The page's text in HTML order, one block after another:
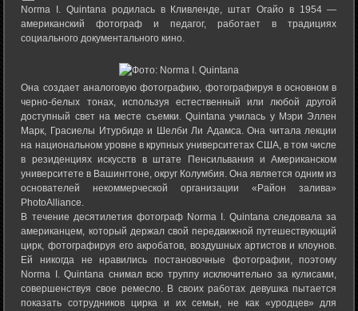
Norma I. Quintana родилась в Кливленде, штат Огайо в 1954 —
американский фотограф и педагог, работает в традициях
социального документального кино.
Она создает аналоговую фотографию, фотографируя в основном в
черно-белых тонах, используя естественный или любой другой
доступный свет на месте съемки. Quintana училась у Мэри Эллен
Марк, Грасиелы Итурбиде и Шелби Ли Адамса. Она читала лекции
на национальном уровне в крупных университетах США, в том числе
в резиденциях искусств в штате Пенсильвания и Американском
университете в Вашингтоне, округ Колумбия. Она является одним из
основателей некоммерческой организации «Район залива»
PhotoAlliance.
В течение десятилетия фотограф Norma I. Quintana следовала за
американцем, который держал свой передвижной путешествующий
цирк, фотографируя его акробатов, воздушных артистов и клоунов.
Ей никогда не нравились постановочные фотографии, поэтому
Norma I. Quintana снимал всю труппу исключительно за кулисами,
совершенствуя свое ремесло. В своих работах девушка пытается
показать сотрудников цирка и их семьи, не как «уродцев» для